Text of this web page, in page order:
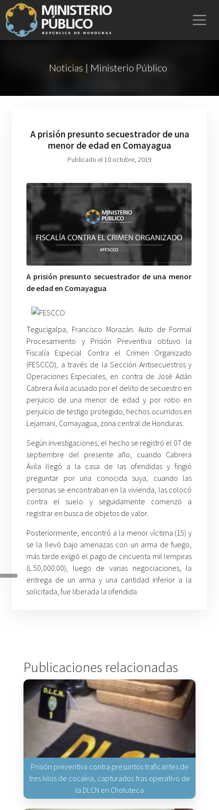
Noticias | Ministerio Público
A prisión presunto secuestrador de una
menor de edad en Comayagua
Publicado el 10 octubre, 2019
A prisión presunto secuestrador de una menor
de edad en Comayagua
Tegucigalpa, Francisco Morazán. Auto de Formal
Procesamiento y Prisión Preventiva obtuvo la
Fiscalía Especial Contra el Crimen Organizado
(FESCCO), a través de la Sección Antisecuestros y
Operaciones Especiales, en contra de José Adán
Cabrera Ávila acusado por el delito de secuestro en
perjuicio de una menor de edad y por robo en
perjuicio de testigo protegido, hechos ocurridos en
Lejamani, Comayagua, zona central de Honduras.
Según investigaciones, el hecho se registró el 07 de
septiembre del presente año, cuando Cabrera
Ávila llegó a la casa de las ofendidas y fingió
preguntar por una conocida suya, cuando las
personas se encontraban en la vivienda, las colocó
contra el suelo y seguidamente comenzó a
registrar en busca de objetos de valor.
Posteriormente, encontró a la menor víctima (15) y
se la llevó bajo amenazas con un arma de fuego,
más tarde exigió el pago de cincuenta mil lempiras
(L.50,000.00), luego de varias negociaciones, la
entrega de un arma y una cantidad inferior a la
solicitada, fue liberada la ofendida.
Publicaciones relacionadas
Prisión preventiva contra presuntos traficantes de
tres kilos de cocaína, capturados tras operativo de
la DLCN en Choluteca